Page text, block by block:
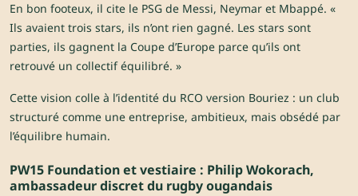
En bon footeux, il cite le PSG de Messi, Neymar et Mbappé. «
Ils avaient trois stars, ils n’ont rien gagné. Les stars sont
parties, ils gagnent la Coupe d’Europe parce qu’ils ont
retrouvé un collectif équilibré. »
Cette vision colle à l’identité du RCO version Bouriez : un club
structuré comme une entreprise, ambitieux, mais obsédé par
l’équilibre humain.
PW15 Foundation et vestiaire : Philip Wokorach,
ambassadeur discret du rugby ougandais